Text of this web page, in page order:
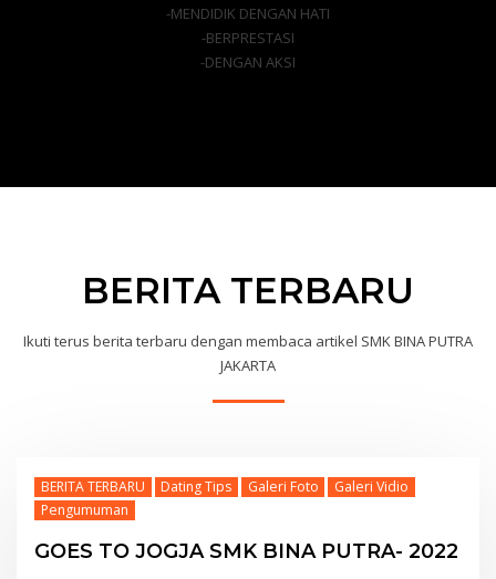
-MENDIDIK DENGAN HATI
-BERPRESTASI
-DENGAN AKSI
BERITA TERBARU
Ikuti terus berita terbaru dengan membaca artikel SMK BINA PUTRA
JAKARTA
BERITA TERBARU Dating Tips Galeri Foto
Galeri Vidio
Pengumuman
GOES TO JOGJA SMK BINA PUTRA- 2022